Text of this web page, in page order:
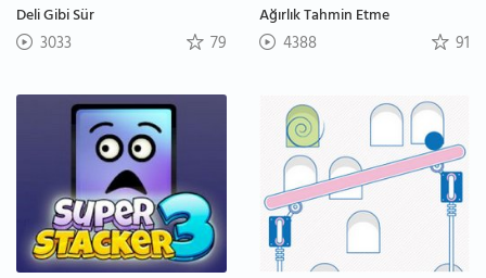
Deli Gibi Sür
3033 79
Ağırlık Tahmin Etme
4388 91